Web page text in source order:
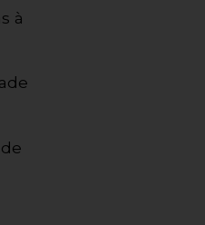
à